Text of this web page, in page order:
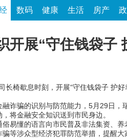
数码 健康 生活 房产
开展“守住钱袋子
椅歇息时刻，开展“守住钱袋子 护
骗的识别与防范能力，5月29日，
将金融安全知识送到市民身边。
懂的语言向市民普及非法集资、养
等涉众型经济犯罪防范举措，提醒